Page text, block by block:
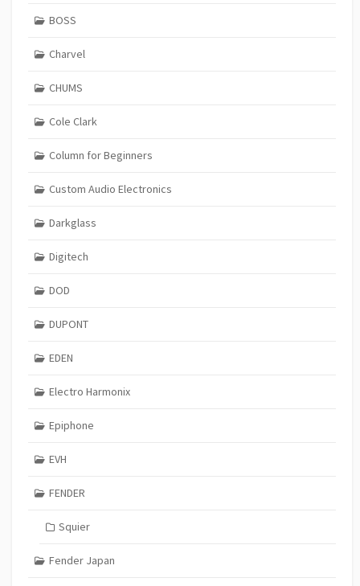
BOSS
Charvel
CHUMS
Cole Clark
Column for Beginners
Custom Audio Electronics
Darkglass
Digitech
DOD
DUPONT
EDEN
Electro Harmonix
Epiphone
EVH
FENDER
Squier
Fender Japan